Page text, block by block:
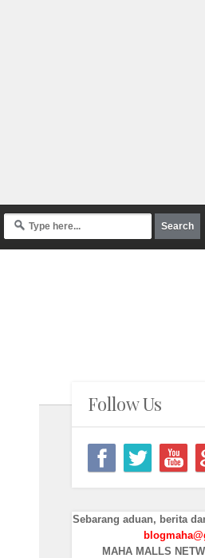
Follow Us
Sebarang aduan, berita
MAHA MALLS